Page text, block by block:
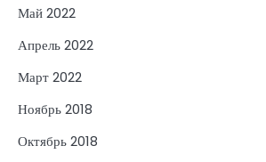
Май 2022
Апрель 2022
Март 2022
Ноябрь 2018
Октябрь 2018